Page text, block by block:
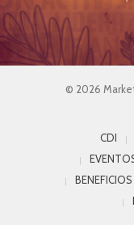
© 2026
CDI
BENEFICIOS